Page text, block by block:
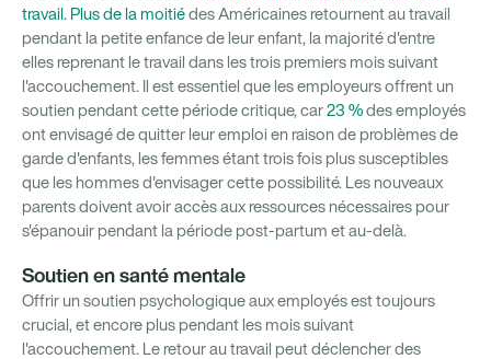
travail. Plus de la moitiédes Américaines retournent au travail
pendant la petite enfance de leur enfant, la majorité d'entre
elles reprenant le travail dans les trois premiers mois suivant
l'accouchement. Il est essentiel que les employeurs offrent un
soutien pendant cette période critique, car23 %des employés
ont envisagé de quitter leur emploi en raison de problèmes de
garde d'enfants, les femmes étant trois fois plus susceptibles
que les hommes d'envisager cette possibilité. Les nouveaux
parents doivent avoir accès aux ressources nécessaires pour
s'épanouir pendant la période post-partum et au-delà.
Soutien en santé mentale
Offrir un soutien psychologique aux employés est toujours
crucial, et encore plus pendant les mois suivant
l'accouchement. Le retour au travail peut déclencher des